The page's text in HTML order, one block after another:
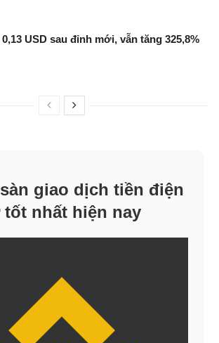
USD sau đỉnh mới, vẫn tăng 325,8%
giao dịch tiền điện
nhất hiện nay